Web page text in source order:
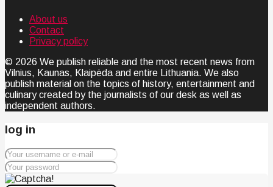
About us
Contact
Privacy policy
© 2026 We publish reliable and the most recent news from
Vilnius, Kaunas, Klaipėda and entire Lithuania. We also
publish material on the topics of history, entertainment and
culinary created by the journalists of our desk as well as
independent authors.
log in